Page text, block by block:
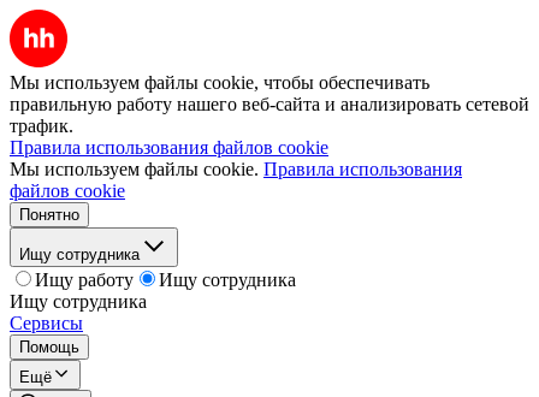
Мы используем файлы cookie, чтобы обеспечивать
правильную работу нашего веб-сайта и анализировать сетевой
трафик.
Правила использования файлов cookie
Мы используем файлы cookie. Правила использования
файлов cookie
Понятно
Ищу сотрудника
Ищу работу
Ищу сотрудника
Ищу сотрудника
Сервисы
Помощь
Ещё